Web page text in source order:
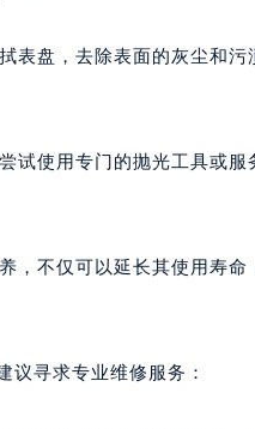
号华润大厦写字楼17层
7号华贸大厦写字楼1座30层
号恒力城写字楼15层03室（
润大厦写字楼29层2905室
得利名表服务中心（品牌授
表盘，去除表面的灰尘和
试使用专门的抛光工具或
，不仅可以延长其使用寿
议寻求专业维修服务：